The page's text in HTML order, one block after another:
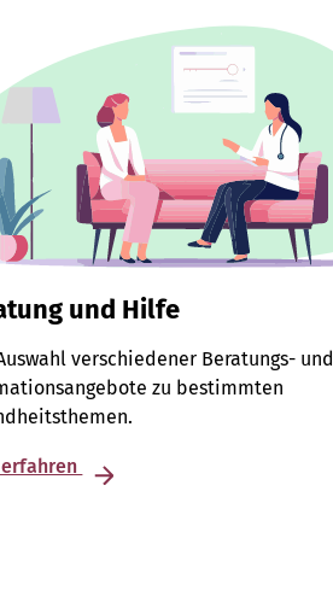
und Hilfe
verschiedener Beratungs- und
zu bestimmten